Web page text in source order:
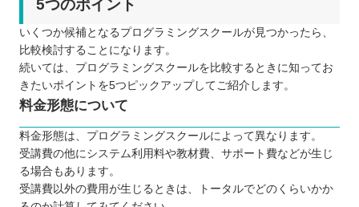
5つのポイント
いくつか候補となるプログラミングスクールが見つかったら、
比較検討することになります。
続いては、プログラミングスクールを比較するときに知ってお
きたいポイントを5つピックアップしてご紹介します。
料金形態について
料金形態は、プログラミングスクールによって異なります。
受講費の他にシステム利用料や教材費、サポート費などが生じ
る場合もあります。
受講費以外の費用が生じるときは、トータルでどのくらいかか